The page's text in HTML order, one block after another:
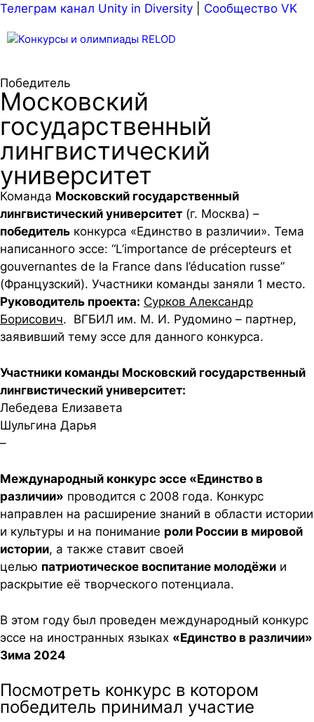
Телеграм канал Unity in Diversity Сообщество VK
Победитель
Московский
государственный
лингвистический
университет
Команда Московский государственный
лингвистический университет (г. Москва) –
победитель конкурса «Единство в различии». Тема
написанного эссе: “L’importance de précepteurs et
gouvernantes de la France dans l’éducation russe”
(Французский). Участники команды заняли 1 место.
Руководитель проекта: Сурков Александр
Борисович. ВГБИЛ им. М. И. Рудомино – партнер,
заявивший тему эссе для данного конкурса.
Участники команды Московский государственный
лингвистический университет:
Лебедева Елизавета
Шульгина Дарья
–
Международный конкурс эссе «Единство в
различии» проводится с 2008 года. Конкурс
направлен на расширение знаний в области истории
и культуры и на понимание роли России в мировой
истории, а также ставит своей
целью патриотическое воспитание молодёжи и
раскрытие её творческого потенциала.
В этом году был проведен международный конкурс
эссе на иностранных языках «Единство в различии»
Зима 2024
Посмотреть конкурс в котором
победитель принимал участие